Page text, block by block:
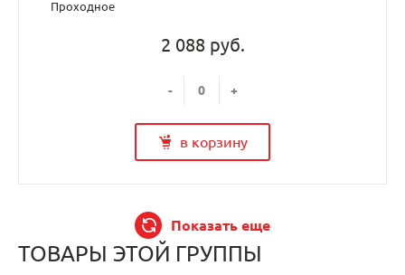
Проходное
2 088 руб.
- +
в корзину
Показать еще
ТОВАРЫ ЭТОЙ ГРУППЫ